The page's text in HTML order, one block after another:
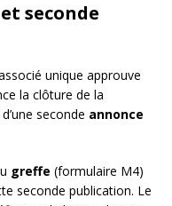
seconde
unique approuve
la clôture de la
seconde annonce
greffe (formulaire M4)
seconde publication. Le